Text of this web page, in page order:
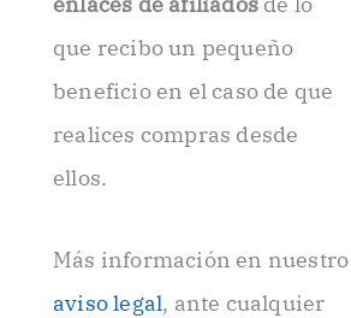
i
o
.
que recibo un pequeño
beneficio en el caso de que
realices compras desde
ellos.
Más información en nuestro
aviso legal, ante cualquier